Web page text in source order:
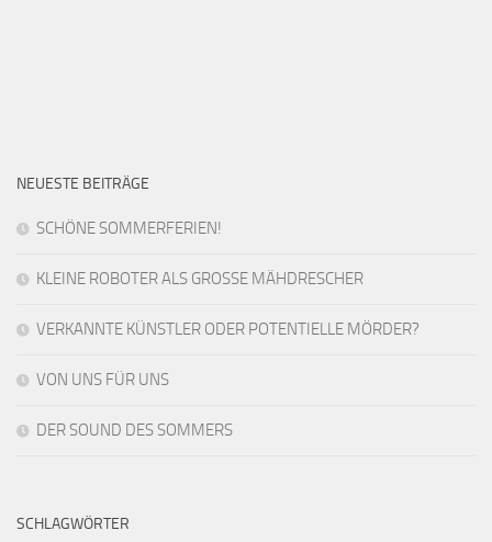
NEUESTE BEITRÄGE
SCHÖNE SOMMERFERIEN!
KLEINE ROBOTER ALS GROSSE MÄHDRESCHER
VERKANNTE KÜNSTLER ODER POTENTIELLE MÖRDER?
VON UNS FÜR UNS
DER SOUND DES SOMMERS
SCHLAGWÖRTER